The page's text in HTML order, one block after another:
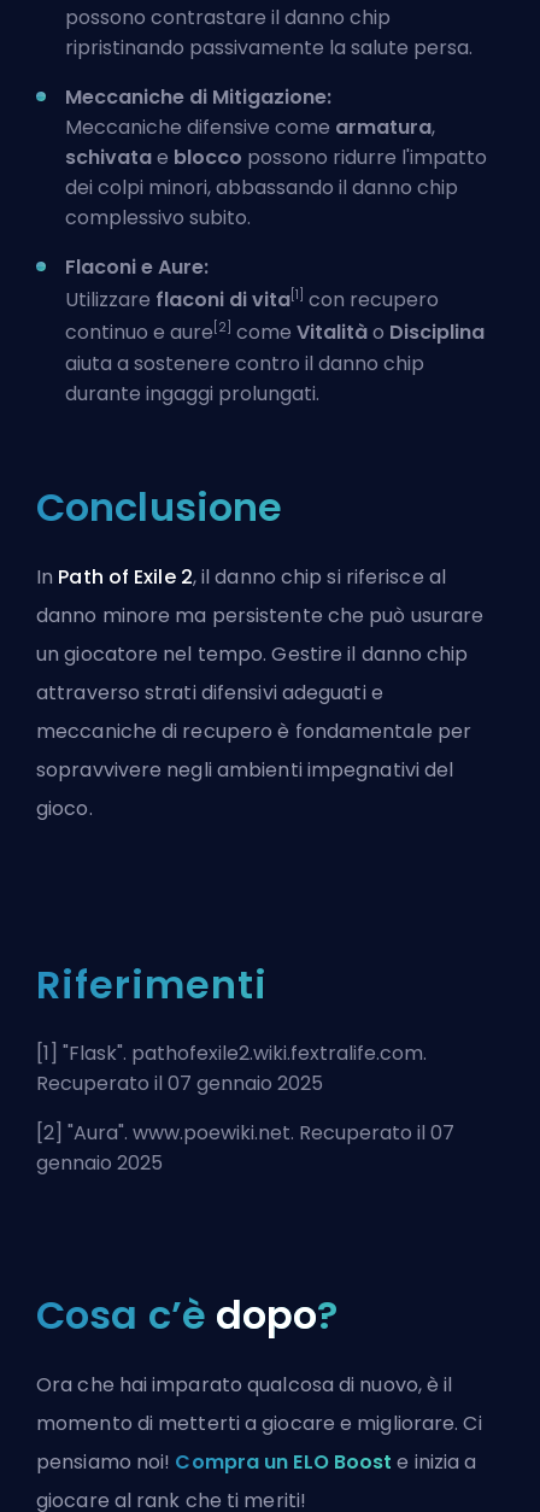
possono contrastare il danno chip
ripristinando passivamente la salute persa.
Meccaniche di Mitigazione:
Meccaniche difensive come armatura,
schivatae blocco possono ridurre l'impatto
dei colpi minori, abbassando il danno chip
complessivo subito.
Flaconi e Aure:
Utilizzare flaconi di vita [1] con recupero
continuo e aure [2] come Vitalitào Disciplina
aiuta a sostenere contro il danno chip
durante ingaggi prolungati.
Conclusione
In Path of Exile 2, il danno chip si riferisce al
danno minore ma persistente che può usurare
un giocatore nel tempo. Gestire il danno chip
attraverso strati difensivi adeguati e
meccaniche di recupero è fondamentale per
sopravvivere negli ambienti impegnativi del
gioco.
Riferimenti
[1] "Flask". pathofexile2.wiki.fextralife.com.
Recuperato il 07 gennaio 2025
[2] "Aura". www.poewiki.net. Recuperato il 07
gennaio 2025
Cosa c’è dopo?
Ora che hai imparato qualcosa di nuovo, è il
momento di metterti a giocare e migliorare. Ci
pensiamo noi! Compra un ELO Boost e inizia a
giocare al rank che ti meriti!